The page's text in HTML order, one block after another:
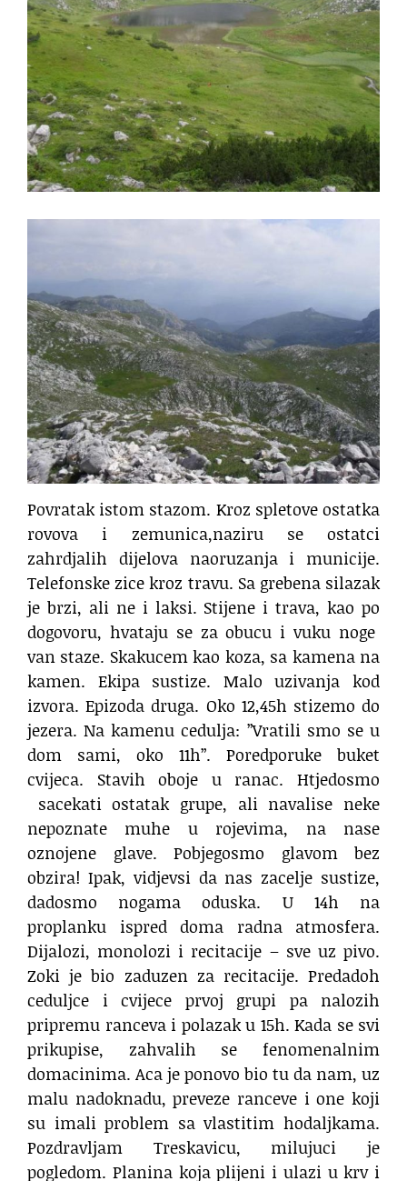
Povratak istom stazom. Kroz spletove ostatka
rovova i zemunica,naziru se ostatci
zahrdjalih dijelova naoruzanja i municije.
Telefonske zice kroz travu. Sa grebena silazak
je brzi, ali ne i laksi. Stijene i trava, kao po
dogovoru, hvataju se za obucu i vuku noge
van staze. Skakucem kao koza, sa kamena na
kamen. Ekipa sustize. Malo uzivanja kod
izvora. Epizoda druga. Oko 12,45h stizemo do
jezera. Na kamenu cedulja: ”Vratili smo se u
dom sami, oko 11h”. Poredporuke buket
cvijeca. Stavih oboje u ranac. Htjedosmo
sacekati ostatak grupe, ali navalise neke
nepoznate muhe u rojevima, na nase
oznojene glave. Pobjegosmo glavom bez
obzira! Ipak, vidjevsi da nas zacelje sustize,
dadosmo nogama oduska. U 14h na
proplanku ispred doma radna atmosfera.
Dijalozi, monolozi i recitacije – sve uz pivo.
Zoki je bio zaduzen za recitacije. Predadoh
ceduljce i cvijece prvoj grupi pa nalozih
pripremu ranceva i polazak u 15h. Kada se svi
prikupise, zahvalih se fenomenalnim
domacinima. Aca je ponovo bio tu da nam, uz
malu nadoknadu, preveze ranceve i one koji
su imali problem sa vlastitim hodaljkama.
Pozdravljam Treskavicu, milujuci je
pogledom. Planina koja plijeni i ulazi u krv i